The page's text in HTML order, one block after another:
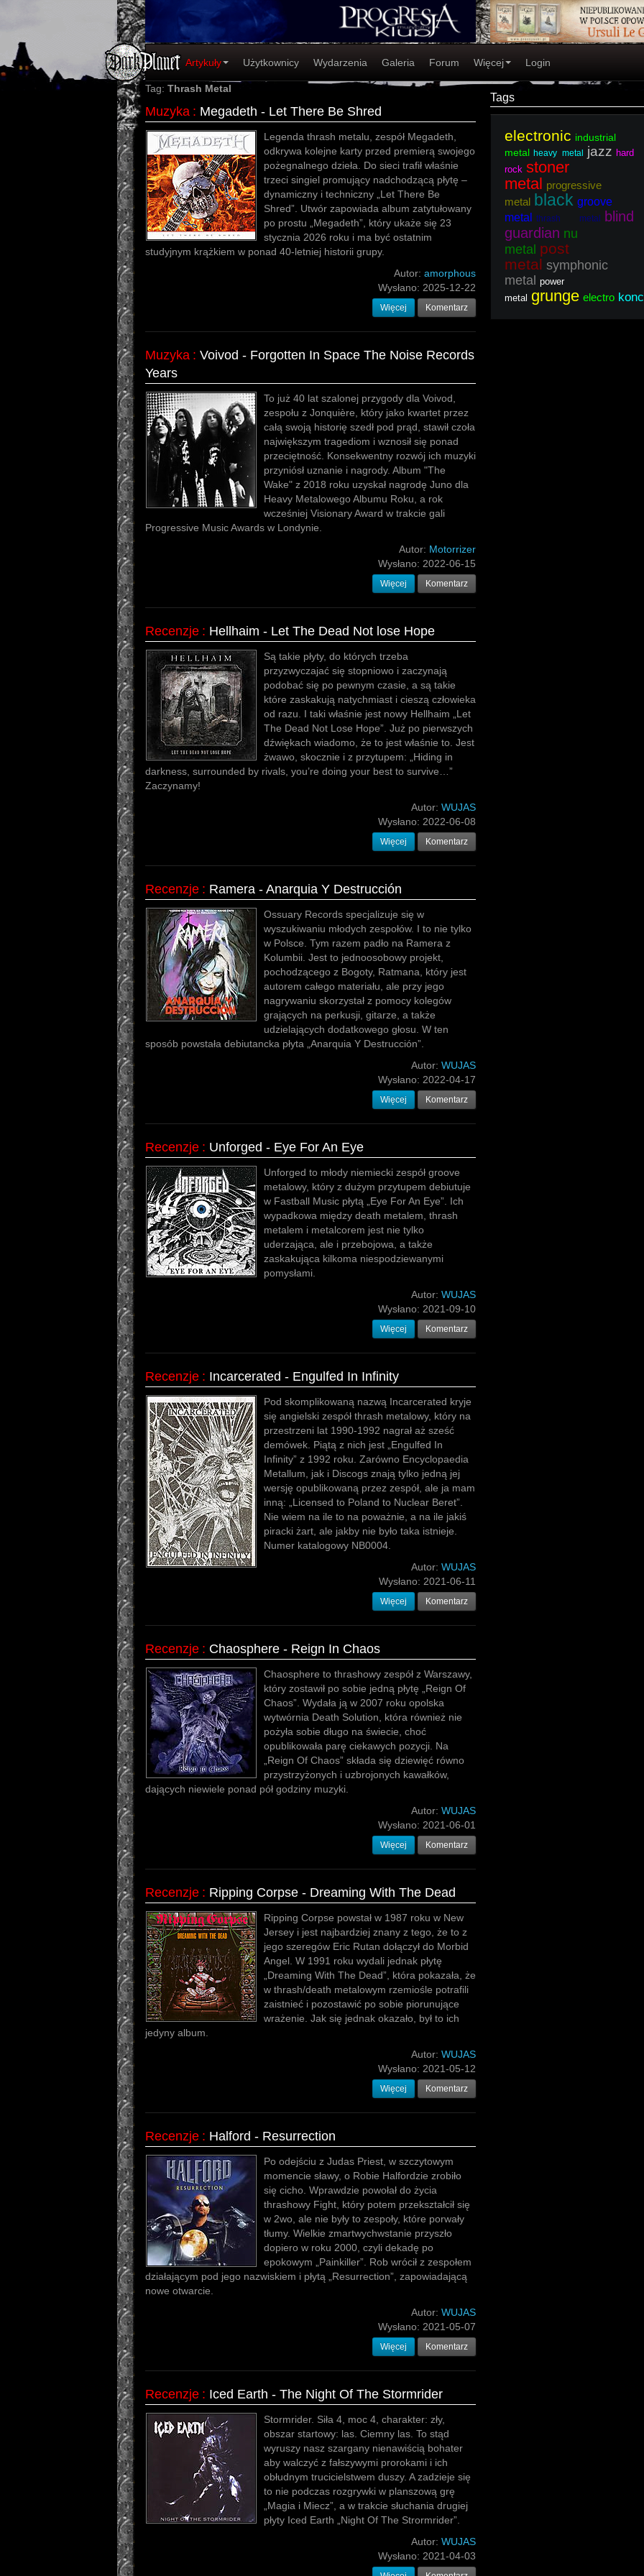
Artykuły Użytkownicy Wydarzenia Galeria Forum Więcej Login
Tag: Thrash Metal
Muzyka : Megadeth - Let There Be Shred
Legenda thrash metalu, zespół Megadeth,
odkrywa kolejne karty przed premierą swojego
pożegnalnego dzieła. Do sieci trafił właśnie
trzeci singiel promujący nadchodzącą płytę –
dynamiczny i techniczny „Let There Be
Shred”. Utwór zapowiada album zatytułowany
po prostu „Megadeth”, który ukaże się 23
stycznia 2026 roku i ma być ostatnim
studyjnym krążkiem w ponad 40-letniej historii grupy.
Autor: amorphous
Wysłano: 2025-12-22
Więcej Komentarz
Muzyka : Voivod - Forgotten In Space The Noise Records
Years
To już 40 lat szalonej przygody dla Voivod,
zespołu z Jonquière, który jako kwartet przez
całą swoją historię szedł pod prąd, stawił czoła
największym tragediom i wznosił się ponad
przeciętność. Konsekwentny rozwój ich muzyki
przyniósł uznanie i nagrody. Album "The
Wake" z 2018 roku uzyskał nagrodę Juno dla
Heavy Metalowego Albumu Roku, a rok
wcześniej Visionary Award w trakcie gali
Progressive Music Awards w Londynie.
Autor: Motorrizer
Wysłano: 2022-06-15
Więcej Komentarz
Recenzje : Hellhaim - Let The Dead Not lose Hope
Są takie płyty, do których trzeba
przyzwyczajać się stopniowo i zaczynają
podobać się po pewnym czasie, a są takie
które zaskakują natychmiast i cieszą człowieka
od razu. I taki właśnie jest nowy Hellhaim „Let
The Dead Not Lose Hope”. Już po pierwszych
dźwiękach wiadomo, że to jest właśnie to. Jest
żwawo, skocznie i z przytupem: „Hiding in
darkness, surrounded by rivals, you’re doing your best to survive…”
Zaczynamy!
Autor: WUJAS
Wysłano: 2022-06-08
Więcej Komentarz
Recenzje : Ramera - Anarquia Y Destrucción
Ossuary Records specjalizuje się w
wyszukiwaniu młodych zespołów. I to nie tylko
w Polsce. Tym razem padło na Ramera z
Kolumbii. Jest to jednoosobowy projekt,
pochodzącego z Bogoty, Ratmana, który jest
autorem całego materiału, ale przy jego
nagrywaniu skorzystał z pomocy kolegów
grających na perkusji, gitarze, a także
udzielających dodatkowego głosu. W ten
sposób powstała debiutancka płyta „Anarquia Y Destrucción”.
Autor: WUJAS
Wysłano: 2022-04-17
Więcej Komentarz
Recenzje : Unforged - Eye For An Eye
Unforged to młody niemiecki zespół groove
metalowy, który z dużym przytupem debiutuje
w Fastball Music płytą „Eye For An Eye”. Ich
wypadkowa między death metalem, thrash
metalem i metalcorem jest nie tylko
uderzająca, ale i przebojowa, a także
zaskakująca kilkoma niespodziewanymi
pomysłami.
Autor: WUJAS
Wysłano: 2021-09-10
Więcej Komentarz
Recenzje : Incarcerated - Engulfed In Infinity
Pod skomplikowaną nazwą Incarcerated kryje
się angielski zespół thrash metalowy, który na
przestrzeni lat 1990-1992 nagrał aż sześć
demówek. Piątą z nich jest „Engulfed In
Infinity” z 1992 roku. Zarówno Encyclopaedia
Metallum, jak i Discogs znają tylko jedną jej
wersję opublikowaną przez zespół, ale ja mam
inną: „Licensed to Poland to Nuclear Beret”.
Nie wiem na ile to na poważnie, a na ile jakiś
piracki żart, ale jakby nie było taka istnieje.
Numer katalogowy NB0004.
Autor: WUJAS
Wysłano: 2021-06-11
Więcej Komentarz
Recenzje : Chaosphere - Reign In Chaos
Chaosphere to thrashowy zespół z Warszawy,
który zostawił po sobie jedną płytę „Reign Of
Chaos”. Wydała ją w 2007 roku opolska
wytwórnia Death Solution, która również nie
pożyła sobie długo na świecie, choć
opublikowała parę ciekawych pozycji. Na
„Reign Of Chaos” składa się dziewięć równo
przystrzyżonych i uzbrojonych kawałków,
dających niewiele ponad pół godziny muzyki.
Autor: WUJAS
Wysłano: 2021-06-01
Więcej Komentarz
Recenzje : Ripping Corpse - Dreaming With The Dead
Ripping Corpse powstał w 1987 roku w New
Jersey i jest najbardziej znany z tego, że to z
jego szeregów Eric Rutan dołączył do Morbid
Angel. W 1991 roku wydali jednak płytę
„Dreaming With The Dead”, która pokazała, że
w thrash/death metalowym rzemiośle potrafili
zaistnieć i pozostawić po sobie piorunujące
wrażenie. Jak się jednak okazało, był to ich
jedyny album.
Autor: WUJAS
Wysłano: 2021-05-12
Więcej Komentarz
Recenzje : Halford - Resurrection
Po odejściu z Judas Priest, w szczytowym
momencie sławy, o Robie Halfordzie zrobiło
się cicho. Wprawdzie powołał do życia
thrashowy Fight, który potem przekształcił się
w 2wo, ale nie były to zespoły, które porwały
tłumy. Wielkie zmartwychwstanie przyszło
dopiero w roku 2000, czyli dekadę po
epokowym „Painkiller”. Rob wrócił z zespołem
działającym pod jego nazwiskiem i płytą „Resurrection”, zapowiadającą
nowe otwarcie.
Autor: WUJAS
Wysłano: 2021-05-07
Więcej Komentarz
Recenzje : Iced Earth - The Night Of The Stormrider
Stormrider. Siła 4, moc 4, charakter: zły,
obszar startowy: las. Ciemny las. To stąd
wyruszy nasz szargany nienawiścią bohater
aby walczyć z fałszywymi prorokami i ich
obłudnym trucicielstwem duszy. A zadzieje się
to nie podczas rozgrywki w planszową grę
„Magia i Miecz”, a w trakcie słuchania drugiej
płyty Iced Earth „Night Of The Strormrider”.
Autor: WUJAS
Wysłano: 2021-04-03
Tags
electronic industrial
metal heavy metal jazz hard
rock stoner
metal progressive
metal black groove
metal
thrash metal
blind
guardian nu
metal post
metal symphonic
metal power
metal grunge electro